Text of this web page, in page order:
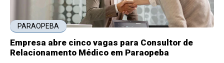
PARAOPEBA
Empresa abre cinco vagas para Consultor de
Relacionamento Médico em Paraopeba